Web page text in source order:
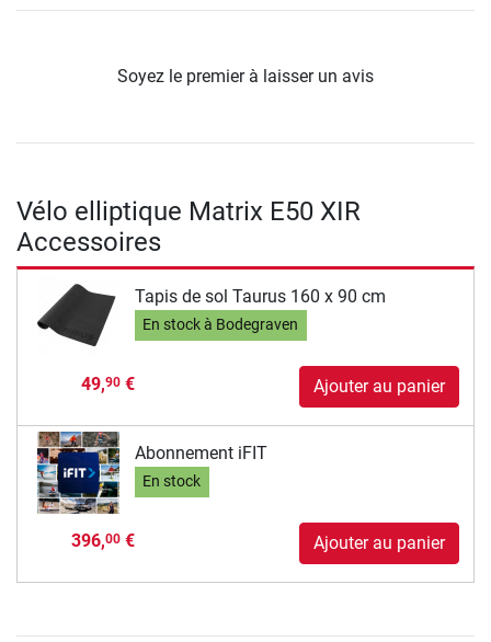
Soyez le premier à laisser un avis
Vélo elliptique Matrix E50 XIR
Accessoires
Tapis de sol Taurus 160 x 90 cm
En stock à Bodegraven
49,90€ Ajouter au panier
Abonnement iFIT
En stock
396,00€ Ajouter au panier